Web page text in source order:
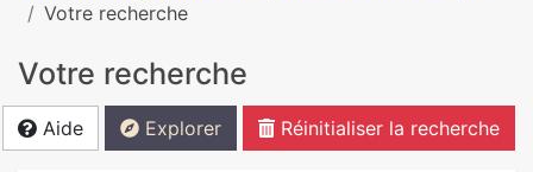
Votre recherche
Votre recherche
Aide Explorer Réinitialiser la recherche